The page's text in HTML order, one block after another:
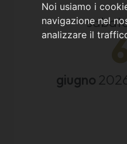
Noi usiamo i
navigazione nel
analizzare il
giugno